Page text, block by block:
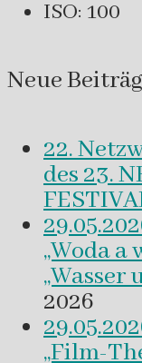
ISO: 100
Neue
22.
des 23.
„Woda a
„Wasser
2026
„Film-